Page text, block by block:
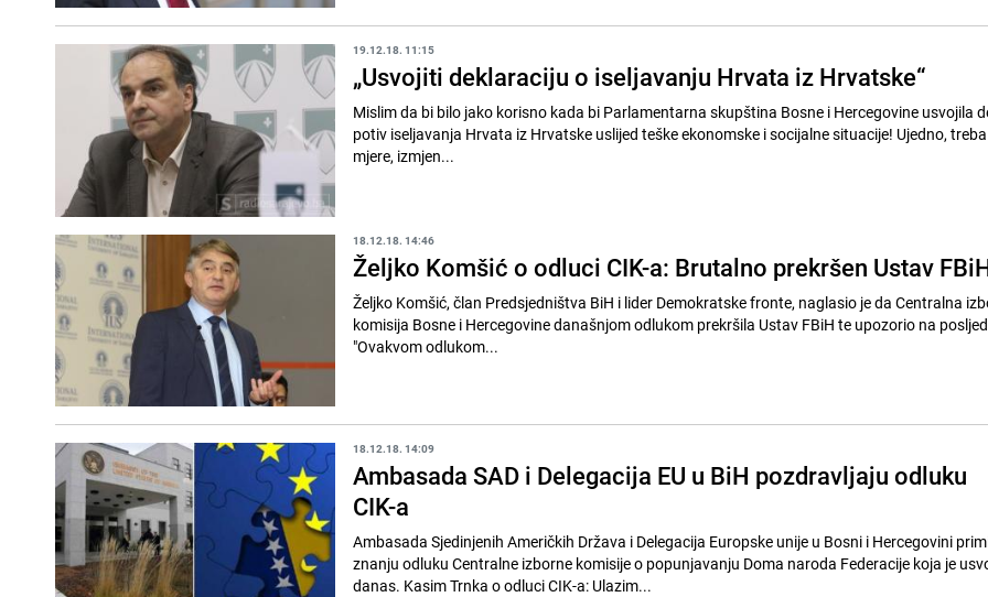
19.12.18. 11:15
„Usvojiti deklaraciju o iseljavanju Hrvata iz Hrvatske“
Mislim da bi bilo jako korisno kada bi Parlamentarna skupština Bosne i Hercegovine usvojila
potiv iseljavanja Hrvata iz Hrvatske uslijed teške ekonomske i socijalne situacije! Ujedno,
mjere, izmjen...
18.12.18. 14:46
Željko Komšić o odluci CIK-a: Brutalno prekršen Ustav
Željko Komšić, član Predsjedništva BiH i lider Demokratske fronte, naglasio je da Centralna
komisija Bosne i Hercegovine današnjom odlukom prekršila Ustav FBiH te upozorio na
"Ovakvom odlukom...
18.12.18. 14:09
Ambasada SAD i Delegacija EU u BiH pozdravljaju odluku
CIK-a
Ambasada Sjedinjenih Američkih Država i Delegacija Europske unije u Bosni i Hercegovini
znanju odluku Centralne izborne komisije o popunjavanju Doma naroda Federacije koja je
danas. Kasim Trnka o odluci CIK-a: Ulazim...